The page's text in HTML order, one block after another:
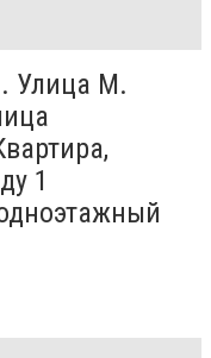
Улица М.
1